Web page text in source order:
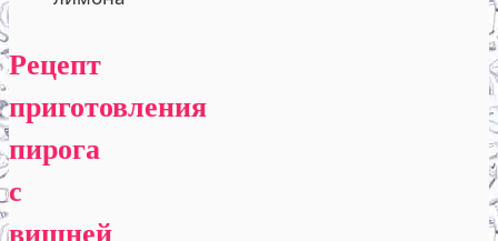
Рецепт
приготовления
пирога
с
вишней